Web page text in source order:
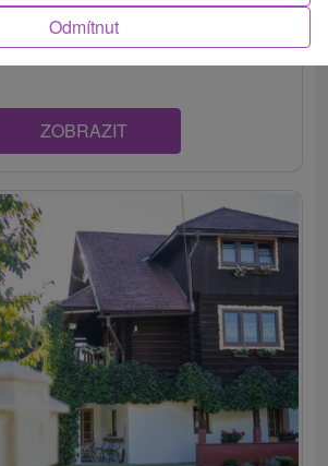
domček sa nachádza v jednej z troch
doliny v oblasti Západných Tatier –...
ZOBRAZIT
Odmítnut